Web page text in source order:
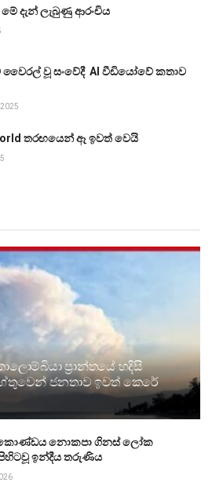
දැන් ලැබුණු ආරංචිය
වූ සංවේදී AI වීඩියෝවේ කතාව
2025
තරඟයෙන් ඈ ඉවත් වෙයි
ප්‍රාන්තයේ හදිසි
ජනතාව ඉවත් කෙරේ
කොණ්ඩය නොකපා ගිනස් ලෝක
පිහිටවූ ඉන්දීය තරුණිය